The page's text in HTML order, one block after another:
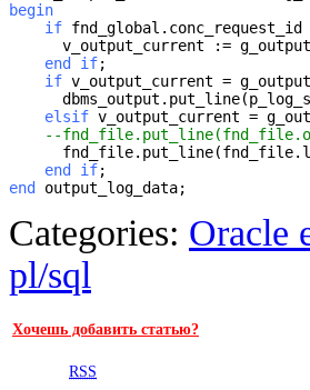
begin
if
    end if
    if
v_output_current =
    elsif
v_output_current =
--
end if
end
output_log_data;
Categories: Oracle
pl/sql
Хочешь добавить статью?
RSS